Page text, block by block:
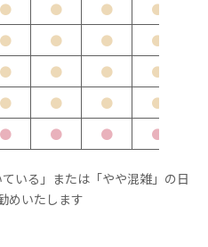
● ● ● ●
● ● ● ●
● ● ● ●
● ● ● ●
● ● ● ●
いる」または「やや混雑」の日
めいたします